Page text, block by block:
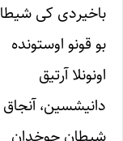
باخیردی‌ کی‌
بو قو‌نو ‌اوستونده‌
او‌نونلا‌ آرتیق‌
دانیشسین، آنجاق